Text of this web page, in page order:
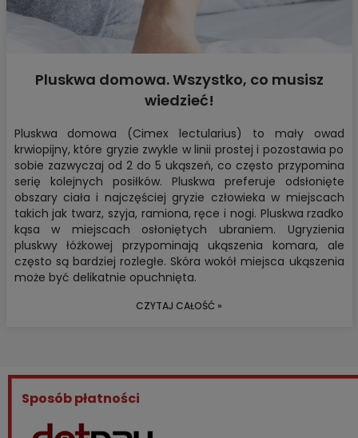
Pluskwa domowa. Wszystko, co musisz
wiedzieć!
Pluskwa domowa (Cimex lectularius) to mały owad
krwiopijny, które gryzie zwykle w linii prostej i pozostawia po
sobie zazwyczaj od 2 do 5 ukąszeń, co często przypomina
serię kolejnych posiłków. Pluskwa preferuje odsłonięte
obszary ciała i najczęściej gryzie człowieka w miejscach
takich jak twarz, szyja, ramiona, ręce i nogi. Pluskwa rzadko
kąsa w miejscach osłoniętych ubraniem. Ugryzienia
pluskwy łóżkowej przypominają ukąszenia komara, ale
często są bardziej rozległe. Skóra wokół miejsca ukąszenia
może być delikatnie opuchnięta.
CZYTAJ CAŁOŚĆ »
Sposób płatności